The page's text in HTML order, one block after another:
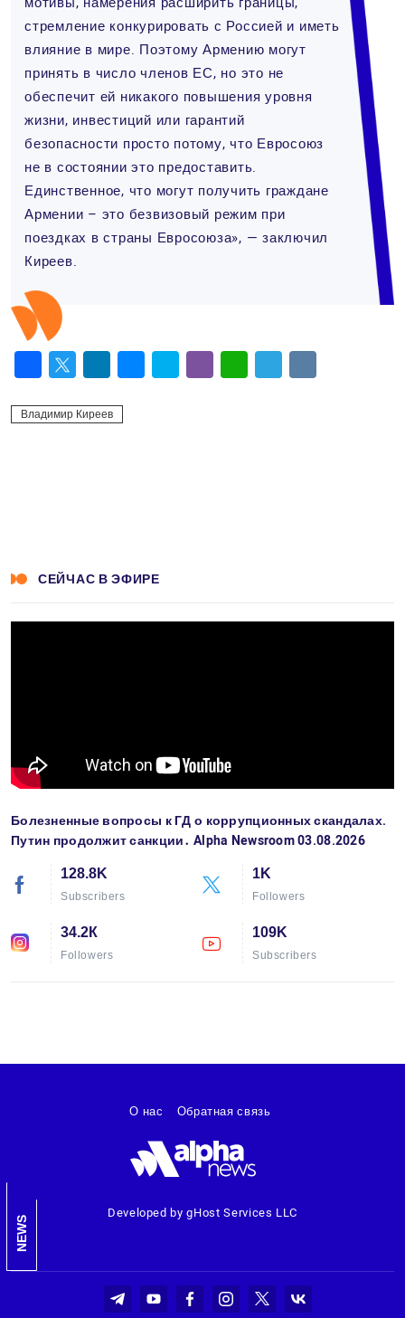
стремление конкурировать с Россией и иметь
влияние в мире. Поэтому Армению могут
принять в число членов ЕС, но это не
обеспечит ей никакого повышения уровня
жизни, инвестиций или гарантий
безопасности просто потому, что Евросоюз
не в состоянии это предоставить.
Единственное, что могут получить граждане
Армении – это безвизовый режим при
поездках в страны Евросоюза», — заключил
Киреев.
Владимир Киреев
СЕЙЧАС В ЭФИРЕ
Болезненные вопросы к ГД о коррупционных скандалах.
Путин продолжит санкции․ Alpha Newsroom 03.08.2026
128.8K
Subscribers
1K
Followers
34.2К
Followers
109K
Subscribers
NEWS
Developed by gHost Services LLC
О нас Обратная связь